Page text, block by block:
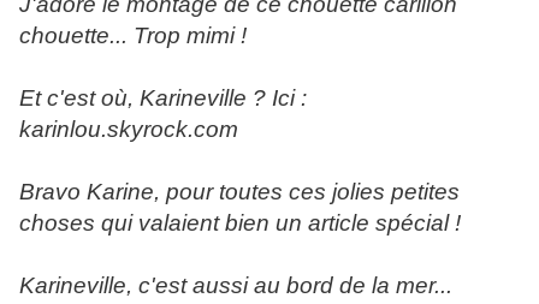
chouette... Trop mimi !
Et c'est où, Karineville ? Ici :
karinlou.skyrock.com
Bravo Karine, pour toutes ces jolies petites
choses qui valaient bien un article spécial !
Karineville, c'est aussi au bord de la mer...